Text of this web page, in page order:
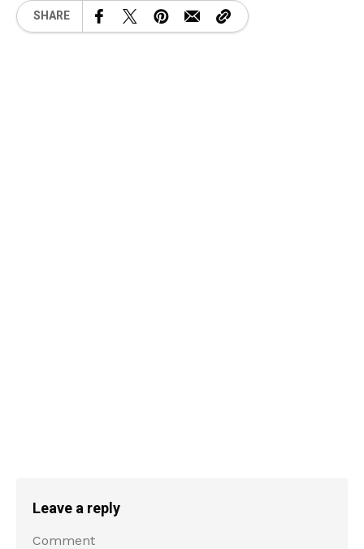
SHARE
Leave a reply